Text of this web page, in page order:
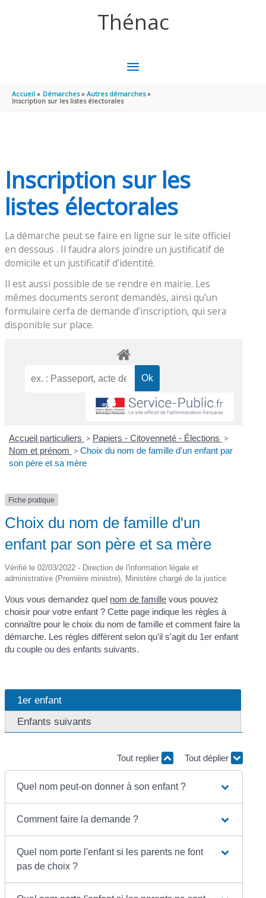
Thénac
MENU
PRINCIPAL
Accueil Démarches
Autres démarches
Inscription sur les listes électorales
Inscription sur les
listes électorales
La démarche peut se faire en ligne sur le site officiel
en dessous . Il faudra alors joindre un justificatif de
domicile et un justificatif d’identité.
Il est aussi possible de se rendre en mairie. Les
mêmes documents seront demandés, ainsi qu’un
formulaire cerfa de demande d’inscription, qui sera
disponible sur place.
Accueil particuliers > Papiers - Citoyenneté - Élections >
Nom et prénom > Choix du nom de famille d'un enfant par
son père et sa mère
Fiche pratique
Choix du nom de famille d'un
enfant par son père et sa mère
Vérifié le 02/03/2022 - Direction de l'information légale et
administrative (Première ministre), Ministère chargé de la justice
Vous vous demandez quel nom de famille vous pouvez
choisir pour votre enfant ? Cette page indique les règles à
connaître pour le choix du nom de famille et comment faire la
démarche. Les règles diffèrent selon qu'il s'agit du 1er enfant
du couple ou des enfants suivants.
1er enfant
Enfants suivants
Tout replier Tout déplier
Quel nom peut-on donner à son enfant ?
Comment faire la demande ?
Quel nom porte l'enfant si les parents ne font
pas de choix ?